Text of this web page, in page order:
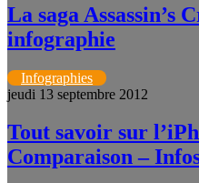
La saga Assassin’s
infographie
Infographies
jeudi 13 septembre 2012
Tout savoir sur
Comparaison –